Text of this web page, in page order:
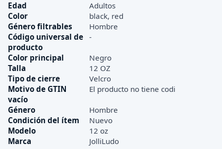
Edad
Adultos
Color
black, red
Género filtrables
Hombre
Código universal de
producto
-
Color principal
Negro
Talla
12 OZ
Tipo de cierre
Velcro
Motivo de GTIN
vacío
El producto no tiene codi
Género
Hombre
Condición del ítem
Nuevo
Modelo
12 oz
Marca
JolliLudo